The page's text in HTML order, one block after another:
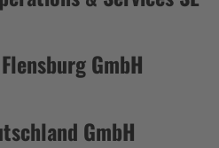
GmbH
GmbH